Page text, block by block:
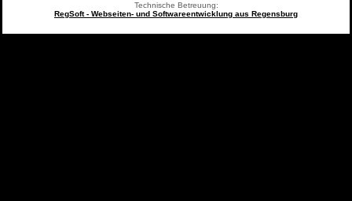
Technische Betreuung:
RegSoft - Webseiten- und Softwareentwicklung aus Regensburg